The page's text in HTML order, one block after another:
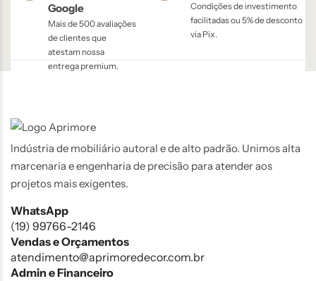
Google
Mais de 500 avaliações
de clientes que
atestam nossa
entrega premium.
Condições de investimento
facilitadas ou 5% de desconto
via Pix.
Indústria de mobiliário autoral e de alto padrão. Unimos alta
marcenaria e engenharia de precisão para atender aos
projetos mais exigentes.
WhatsApp
(19) 99766-2146
Vendas e Orçamentos
atendimento@aprimoredecor.com.br
Admin e Financeiro